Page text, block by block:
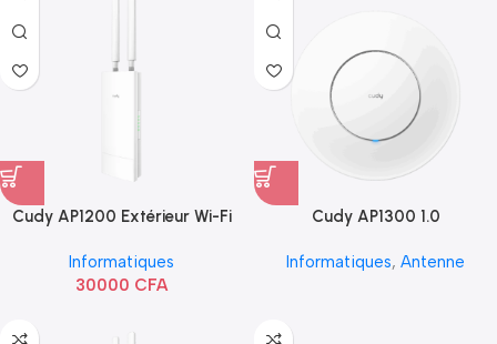
Cudy AP1200 Extérieur Wi-Fi
Informatiques
30000 CFA
Cudy AP1300 1.0
Informatiques, Antenne